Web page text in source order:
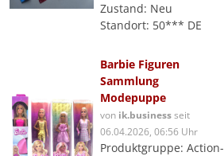
Zustand: Neu
Standort: 50*** DE
Barbie Figuren
Sammlung
Modepuppe
von ik.businessseit
06.04.2026, 06:56 Uhr
Produktgruppe: Action-